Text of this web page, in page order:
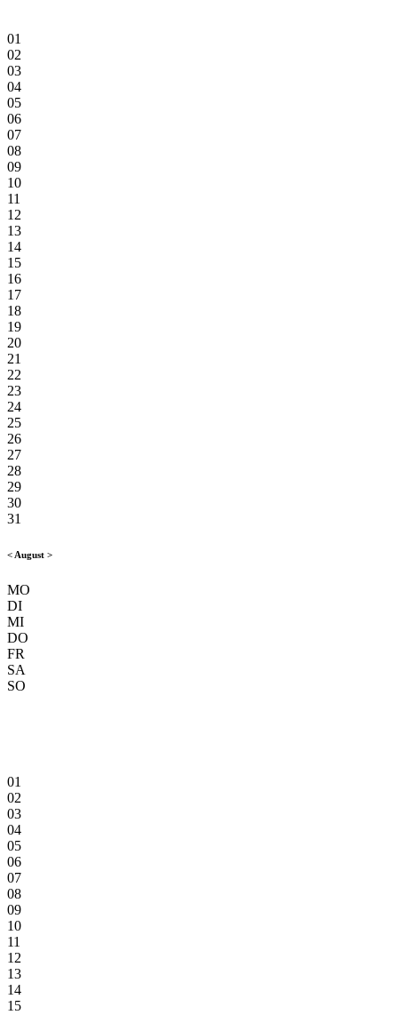
01
02
03
04
05
06
07
08
09
10
11
12
13
14
15
16
17
18
19
20
21
22
23
24
25
26
27
28
29
30
31
< August >
MO
DI
MI
DO
FR
SA
SO
01
02
03
04
05
06
07
08
09
10
11
12
13
14
15